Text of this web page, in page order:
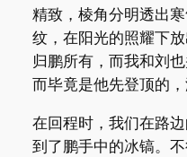
精致，棱角分明透出
纹，在阳光的照耀下
归鹏所有，而我和刘
而毕竟是他先登顶的
在回程时，我们在路
到了鹏手中的冰镐。